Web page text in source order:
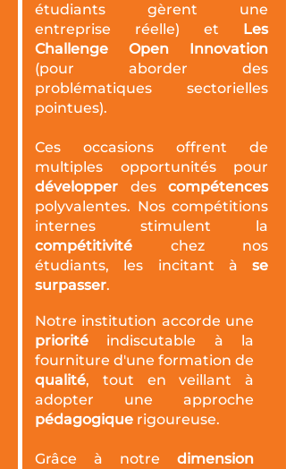
étudiants gèrent une
entreprise réelle) et Les
Challenge Open Innovation
(pour aborder des
problématiques sectorielles
pointues).
Ces occasions offrent de
multiples opportunités pour
développer des compétences
polyvalentes. Nos compétitions
internes stimulent la
compétitivité chez nos
étudiants, les incitant à se
surpasser.
Notre institution accorde une
priorité indiscutable à la
fourniture d'une formation de
qualité, tout en veillant à
adopter une approche
pédagogique rigoureuse.
Grâce à notre dimension